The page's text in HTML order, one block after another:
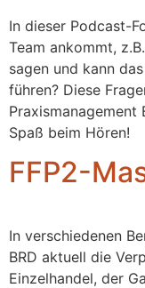
In dieser Podcast-
Team ankommt,
sagen und kann
führen? Diese
Praxismanagement
Spaß beim Hören!
FFP2-
In verschiedenen
BRD aktuell die
Einzelhandel, der